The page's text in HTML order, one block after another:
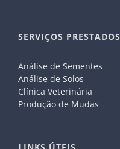
SERVIÇOS PRESTADOS
Análise de Sementes
Análise de Solos
Clínica Veterinária
Produção de Mudas